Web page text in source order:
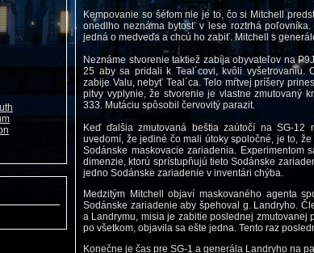
Kempovanie so šéfom nie je to, čo si Mitchell
onedlho neznáma bytosť v lese roztrhá
jedná o medveďa a chcú ho zabiť. Mitchell s
Neznáme stvorenie taktiež zabíja obyvateľov na
25 aby sa pridali k Teal´covi, kvôli vyšetrovaniu.
zabije Valu, nebyť Teal´ca. Telo mŕtvej príšery
pitvy vyplynie, že stvorenie je vlastne zmutovaný
333. Mutáciu spôsobil červovitý parazit.
Keď ďalšia zmutovaná beštia zaútočí na SG-
uvedomí, že jediné čo mali útoky spoločné, je to,
Sodánske maskovacie zariadenia. Experimentom
dimenzie, ktorú sprístupňujú tieto Sodánske
jedno Sodánske zariadenie v inventári chýba.
Medzitým Mitchell objaví maskovaného agenta
Sodánske zariadenie aby špehoval g. Landryho.
a Landrymu, misia je zabitie poslednej zmutovanej
po všetkom, objavila sa ešte jedna. Tento raz
Konečne je čas pre SG-1 a generála Landryho na